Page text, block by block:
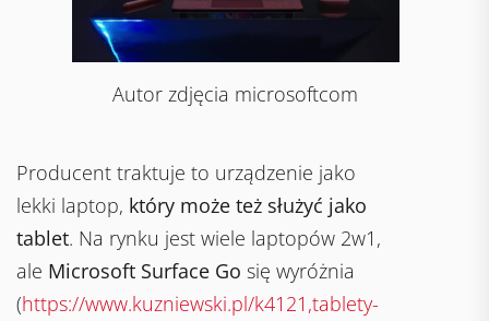
Autor zdjęcia microsoftcom
Producent traktuje to urządzenie jako
lekki laptop, który może też służyć jako
tablet. Na rynku jest wiele laptopów 2w1,
ale Microsoft Surface Go się wyróżnia
(https://www.kuzniewski.pl/k4121,tablety-